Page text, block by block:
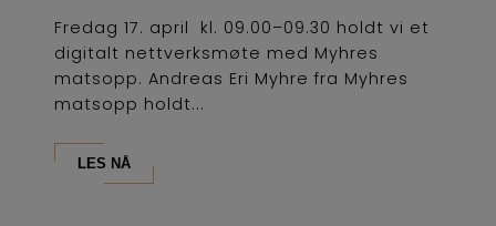
Fredag 17. april kl. 09.00–09.30 holdt vi et
digitalt nettverksmøte med Myhres
matsopp. Andreas Eri Myhre fra Myhres
matsopp holdt...
LES NÅ